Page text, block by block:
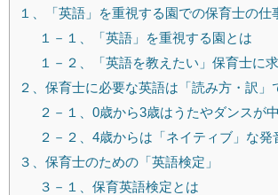
１、「英語」を重視する園での保育士の仕
１－１、「英語」を重視する園とは
１－２、「英語を教えたい」保育士に
２、保育士に必要な英語は「読み方・訳」
２－１、0歳から3歳はうたやダンスが
２－２、4歳からは「ネイティブ」な発
３、保育士のための「英語検定」
３－１、保育英語検定とは